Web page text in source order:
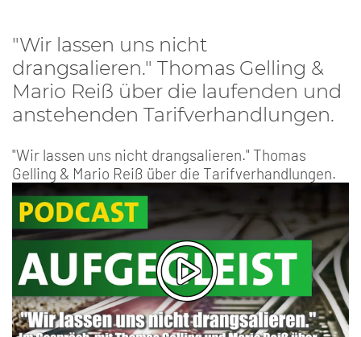
"Wir lassen uns nicht
drangsalieren." Thomas Gelling &
Mario Reiß über die laufenden und
anstehenden Tarifverhandlungen.
"Wir lassen uns nicht drangsalieren." Thomas
Gelling & Mario Reiß über die Tarifverhandlungen.